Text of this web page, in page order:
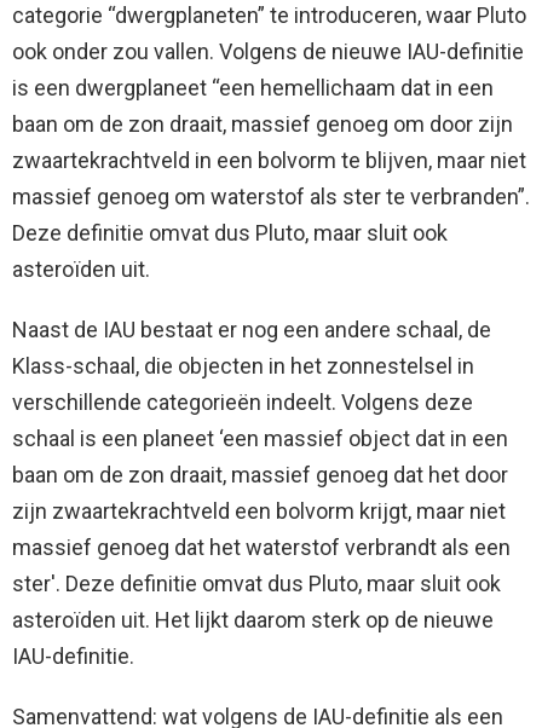
categorie “dwergplaneten” te introduceren, waar Pluto
ook onder zou vallen. Volgens de nieuwe IAU-definitie
is een dwergplaneet “een hemellichaam dat in een
baan om de zon draait, massief genoeg om door zijn
zwaartekrachtveld in een bolvorm te blijven, maar niet
massief genoeg om waterstof als ster te verbranden”.
Deze definitie omvat dus Pluto, maar sluit ook
asteroïden uit.
Naast de IAU bestaat er nog een andere schaal, de
Klass-schaal, die objecten in het zonnestelsel in
verschillende categorieën indeelt. Volgens deze
schaal is een planeet ‘een massief object dat in een
baan om de zon draait, massief genoeg dat het door
zijn zwaartekrachtveld een bolvorm krijgt, maar niet
massief genoeg dat het waterstof verbrandt als een
ster'. Deze definitie omvat dus Pluto, maar sluit ook
asteroïden uit. Het lijkt daarom sterk op de nieuwe
IAU-definitie.
Samenvattend: wat volgens de IAU-definitie als een